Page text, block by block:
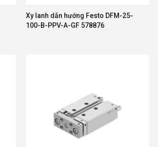
Xy lanh dẫn hướng Festo DFM-25-
100-B-PPV-A-GF 578876